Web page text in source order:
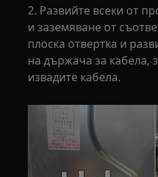
2. Развийте всеки от
и заземяване от
плоска отвертка и
на държача за кабела,
извадите кабела.